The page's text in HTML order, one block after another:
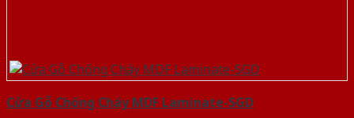
Cửa Gỗ Chống Cháy MDF Laminate-SGD